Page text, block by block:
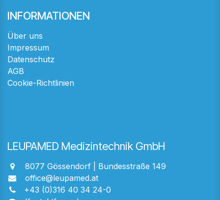
INFORMATIONEN
Über uns
Impressum
Datenschutz
AGB
Cookie-Richtlinien
LEUPAMED Medizintechnik GmbH
8077 Gössendorf | Bundesstraße 149
office@leupamed.at
+43 (0)316 40 34 24-0